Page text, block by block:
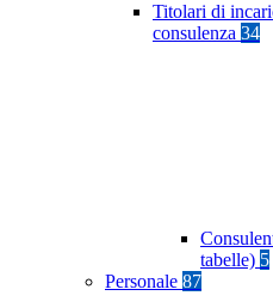
Titolari di
consulenza 34
tabelle) 5
Personale 87